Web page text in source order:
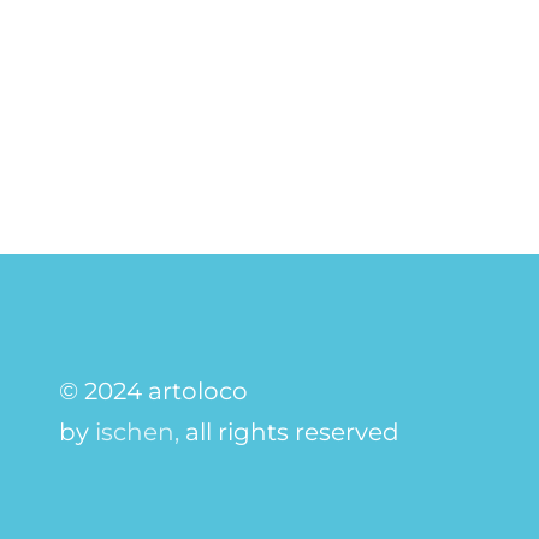
© 2024 artoloco
by ischen, all rights reserved